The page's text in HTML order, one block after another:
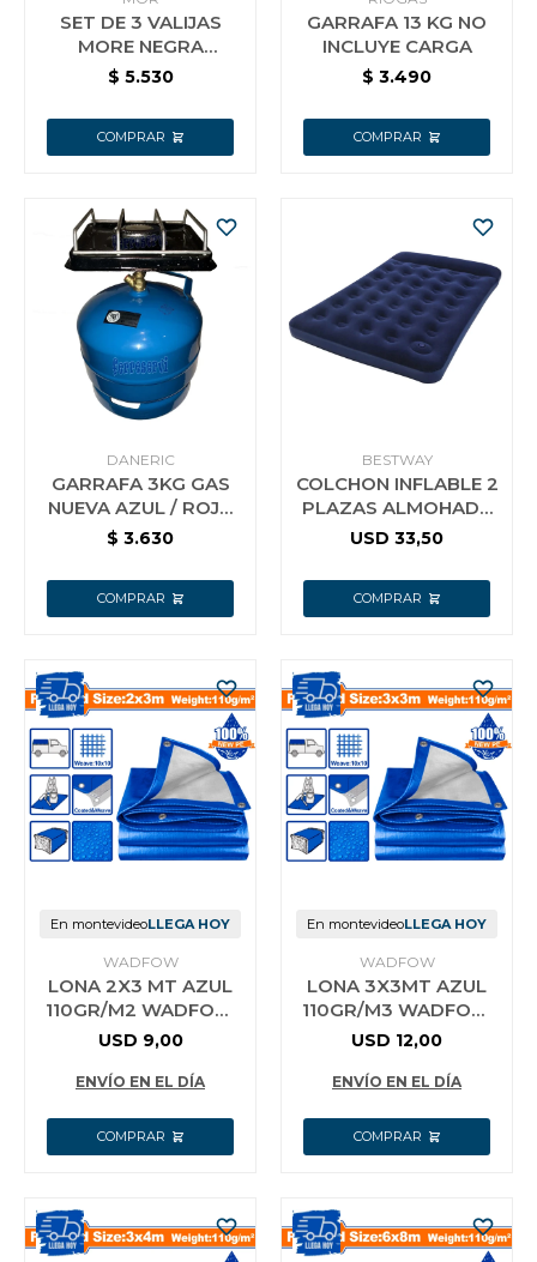
SET DE 3 VALIJAS
MORE NEGRA
POLIPROPILENO
$ 5.530
GARRAFA 13 KG NO
INCLUYE CARGA
$ 3.490
DANERIC
GARRAFA 3KG GAS
NUEVA AZUL / ROJA
C/ VALVULA UNIT
$ 3.630
BESTWAY
COLCHON INFLABLE 2
PLAZAS ALMOHADA
BESTWAY
USD 33,50
En montevideoLLEGA HOY
WADFOW
LONA 2X3 MT AZUL
110GR/M2 WADFOW
WTQ1823
USD 9,00
ENVÍO EN EL DÍA
En montevideoLLEGA HOY
WADFOW
LONA 3X3MT AZUL
110GR/M3 WADFOW
WTQ1833
USD 12,00
ENVÍO EN EL DÍA